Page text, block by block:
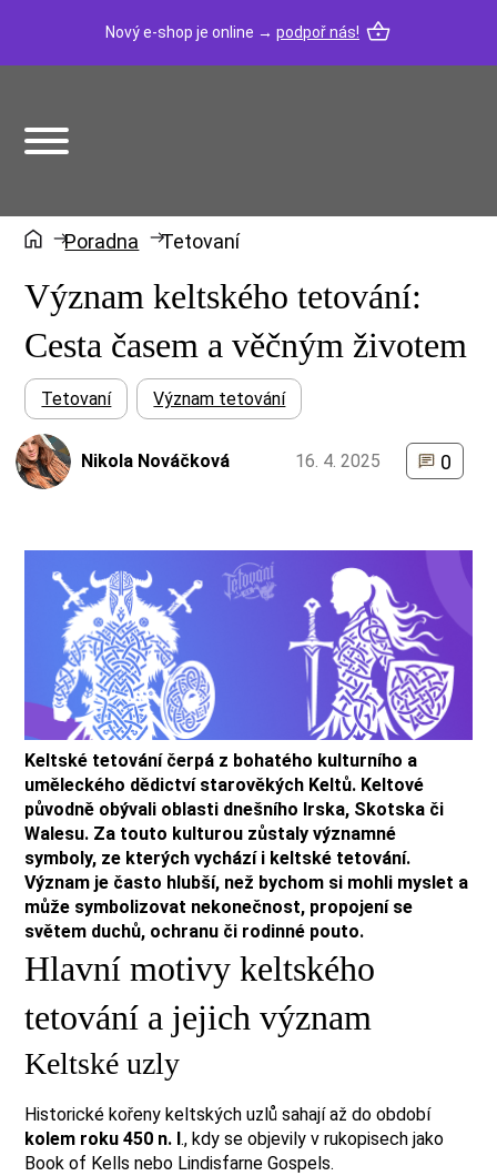
Nový e-shop je online → podpoř nás!
Poradna Tetovaní
Význam keltského tetování:
Cesta časem a věčným životem
Tetovaní Význam tetování
Nikola Nováčková 16. 4. 2025 0
Keltské tetování čerpá z bohatého kulturního a
uměleckého dědictví starověkých Keltů. Keltové
původně obývali oblasti dnešního Irska, Skotska či
Walesu. Za touto kulturou zůstaly významné
symboly, ze kterých vychází i keltské tetování.
Význam je často hlubší, než bychom si mohli myslet a
může symbolizovat nekonečnost, propojení se
světem duchů, ochranu či rodinné pouto.
Hlavní motivy keltského
tetování a jejich význam
Keltské uzly
Historické kořeny keltských uzlů sahají až do období
kolem roku 450 n. l., kdy se objevily v rukopisech jako
Book of Kells nebo Lindisfarne Gospels.